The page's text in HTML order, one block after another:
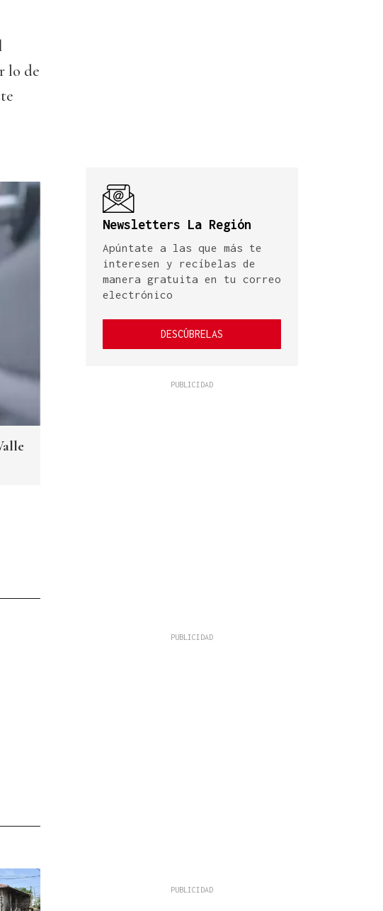
lo de
Newsletters La Región
Apúntate a las que más te
interesen y recíbelas de
manera gratuita en tu correo
electrónico
DESCÚBRELAS